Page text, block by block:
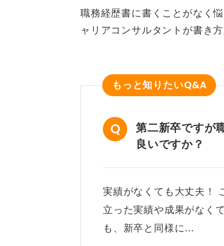
職務経歴書に書くことがなく
ャリアコンサルタントが書き
もっと知りたいQ&A
第二新卒ですが
良いですか？
実績がなくても大丈夫！
立った実績や成果がなく
も、新卒と同様に…